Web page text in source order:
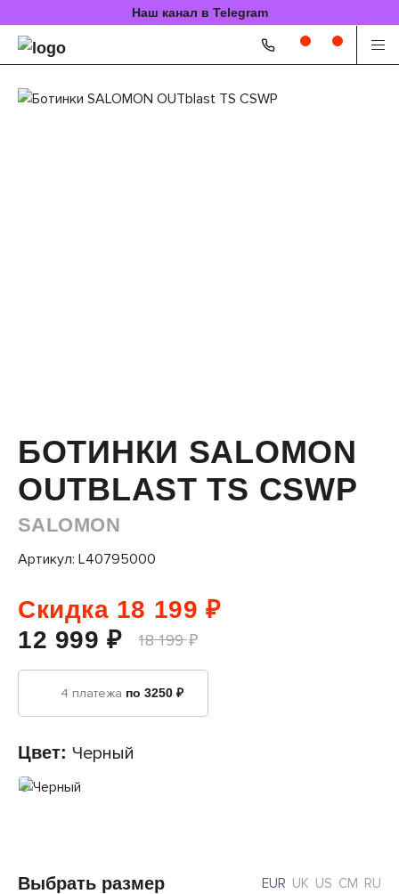
Наш канал в Telegram
БОТИНКИ SALOMON
OUTBLAST TS CSWP
SALOMON
Артикул: L40795000
Скидка 18 199 ₽
12 999 ₽
18 199 ₽
4 платежа по 3250 ₽
Цвет: Черный
Выбрать размер EUR UK US CM RU